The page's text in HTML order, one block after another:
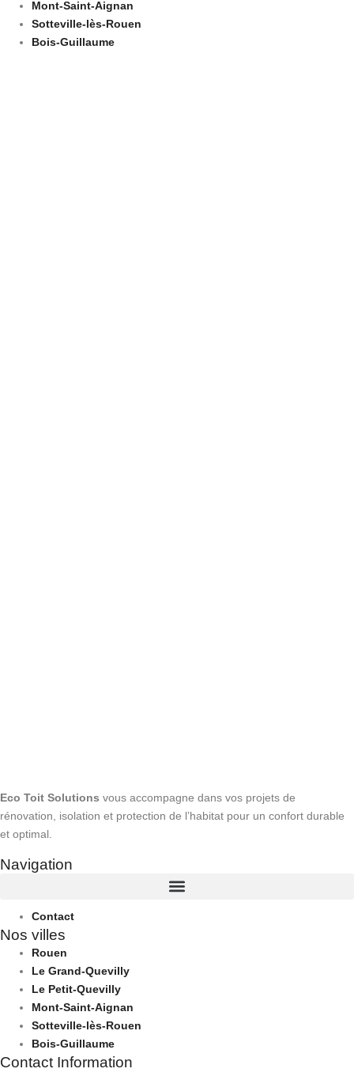
Mont-Saint-Aignan
Sotteville-lès-Rouen
Bois-Guillaume
Eco Toit Solutions vous accompagne dans vos projets de
rénovation, isolation et protection de l’habitat pour un confort durable
et optimal.
Navigation
Contact
Nos villes
Rouen
Le Grand-Quevilly
Le Petit-Quevilly
Mont-Saint-Aignan
Sotteville-lès-Rouen
Bois-Guillaume
Contact Information